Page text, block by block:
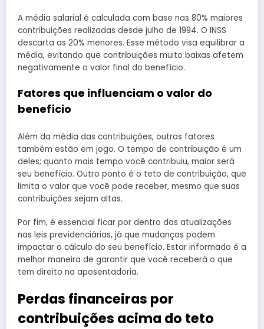
A média salarial é calculada com base nas 80% maiores
contribuições realizadas desde julho de 1994. O INSS
descarta as 20% menores. Esse método visa equilibrar a
média, evitando que contribuições muito baixas afetem
negativamente o valor final do benefício.
Fatores que influenciam o valor do
benefício
Além da média das contribuições, outros fatores
também estão em jogo. O tempo de contribuição é um
deles; quanto mais tempo você contribuiu, maior será
seu benefício. Outro ponto é o teto de contribuição, que
limita o valor que você pode receber, mesmo que suas
contribuições sejam altas.
Por fim, é essencial ficar por dentro das atualizações
nas leis previdenciárias, já que mudanças podem
impactar o cálculo do seu benefício. Estar informado é a
melhor maneira de garantir que você receberá o que
tem direito na aposentadoria.
Perdas financeiras por
contribuições acima do teto